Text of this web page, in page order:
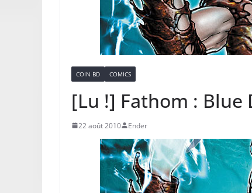
COIN BD COMICS
[Lu !] Fathom : Blue
22 août 2010 Ender